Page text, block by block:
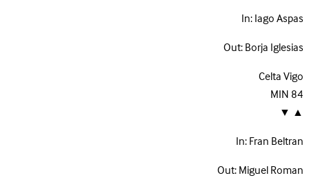
In:Iago Aspas
Out:Borja Iglesias
Celta Vigo
84
MIN
▲
▼
In:Fran Beltran
Out:Miguel Roman